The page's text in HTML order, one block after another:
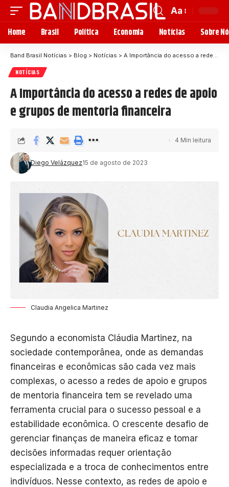
Aa
Home Brasil Política Economia Notícias Sobre
Band Brasil Notícias > Blog > Notícias > A Importância do acesso a redes de apoio e grupos de mentoria financeira
NOTÍCIAS
A Importância do acesso a redes de apoio
e grupos de mentoria financeira
Diego Velázquez15 de agosto de 2023
4 Min leitura
Claudia Angelica Martinez
Segundo a economista Cláudia Martinez, na
sociedade contemporânea, onde as demandas
financeiras e econômicas são cada vez mais
complexas, o acesso a redes de apoio e grupos
de mentoria financeira tem se revelado uma
ferramenta crucial para o sucesso pessoal e a
estabilidade econômica. O crescente desafio de
gerenciar finanças de maneira eficaz e tomar
decisões informadas requer orientação
especializada e a troca de conhecimentos entre
indivíduos. Nesse contexto, as redes de apoio e